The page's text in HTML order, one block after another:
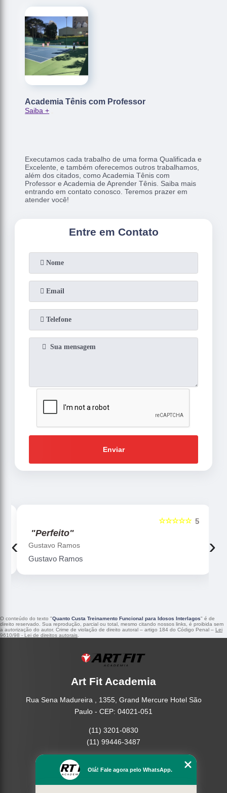
Academia Tênis com Professor
Saiba +
Executamos cada trabalho de uma forma Qualificada e
Excelente, e também oferecemos outros trabalhamos,
além dos citados, como Academia Tênis com
Professor e Academia de Aprender Tênis. Saiba mais
entrando em contato conosco. Teremos prazer em
atender você!
Entre em Contato
Enviar
5
☆☆☆☆☆
"Perfeito"
Gustavo Ramos
Gustavo Ramos
‹ ›
O conteúdo do texto "Quanto Custa Treinamento Funcional para Idosos Interlagos" é de
direito reservado. Sua reprodução, parcial ou total, mesmo citando nossos links, é proibida sem
a autorização do autor. Crime de violação de direito autoral – artigo 184 do Código Penal – Lei
9610/98 - Lei de direitos autorais
Art Fit Academia
Rua Sena Madureira , 1355, Grand Mercure Hotel São
Paulo - CEP: 04021-051
(11) 3201-0830
(11) 99446-3487
Empresa
Missão
Olá! Fale agora pelo WhatsApp.